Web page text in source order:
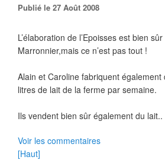
Publié le 27 Août 2008
L’élaboration de l’Epoisses est bien
Marronnier,mais ce n’est pas tout !
Alain et Caroline fabriquent
litres de lait de la ferme par semaine.
Ils vendent bien sûr également du lait..
Voir les commentaires
[Haut]